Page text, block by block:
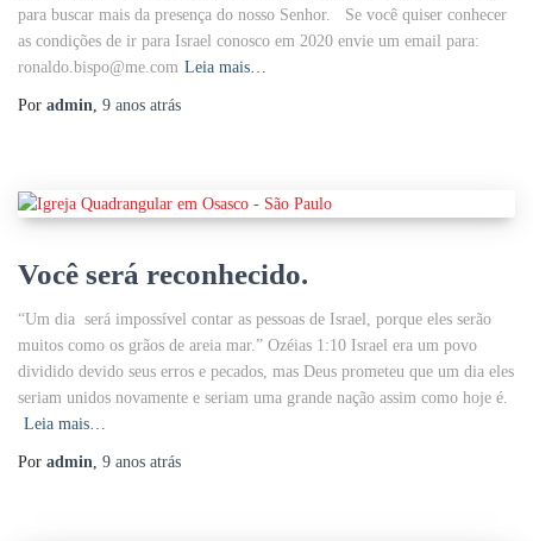
para buscar mais da presença do nosso Senhor. Se você quiser conhecer
as condições de ir para Israel conosco em 2020 envie um email para:
ronaldo.bispo@me.com Leia mais…
Por admin, 9 anos atrás
Você será reconhecido.
“Um dia será impossível contar as pessoas de Israel, porque eles serão
muitos como os grãos de areia mar.” Ozéias 1:10 Israel era um povo
dividido devido seus erros e pecados, mas Deus prometeu que um dia eles
seriam unidos novamente e seriam uma grande nação assim como hoje é.
Leia mais…
Por admin, 9 anos atrás